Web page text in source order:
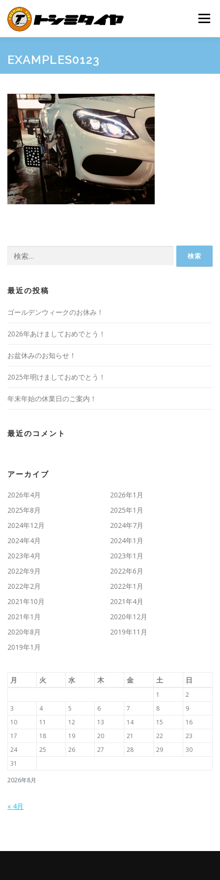
キ
メニュー
HOME MAINTENANCE
SHOP GUIDE BLOG INQUIRY
INFORMATION SNS FRIEND’S SITE
EXAMPLES0123
索:
最近の投稿
ゴールデンウィークのお休み！
2026年あけましておめでとう！
お盆休みのお知らせ！
2025年明けましておめでとう！
年末年始の休業日のご案内！
最近のコメント
アーカイブ
2026年4月
2026年1月
2025年8月
2025年1月
2024年12月
2024年7月
2024年4月
2024年1月
2023年4月
2023年1月
2022年9月
2022年6月
2022年2月
2022年1月
2021年10月
2021年4月
2021年1月
2020年12月
2020年8月
2019年11月
2019年1月
2026年8月
月 火 水 木 金 土 日
1
2
3
4 5 6 7 8
9
10
11 12 13 14 15
16
17
18 19 20 21 22
23
24
25 26 27 28 29
30
31
« 4月